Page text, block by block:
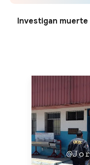
Investigan muerte